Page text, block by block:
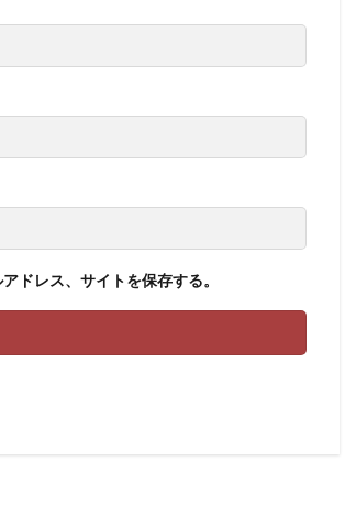
ドレス、サイトを保存する。